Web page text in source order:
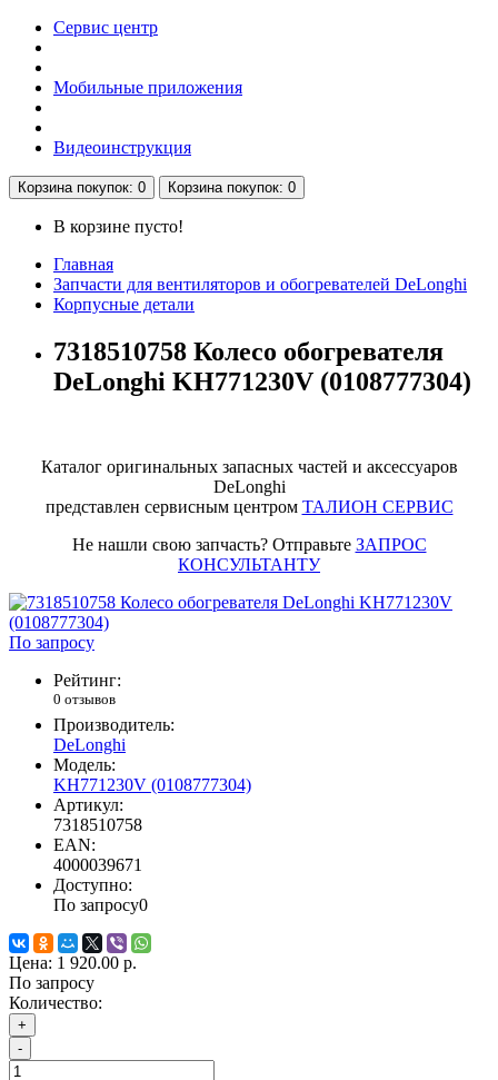
Сервис центр
Мобильные приложения
Видеоинструкция
Корзинапокупок: 0 Корзинапокупок: 0
В корзине пусто!
Главная
Запчасти для вентиляторов и обогревателей DeLonghi
Корпусные детали
7318510758 Колесо обогревателя
DeLonghi KH771230V (0108777304)
Каталог оригинальных запасных частей и аксессуаров
DeLonghi
представлен сервисным центром ТАЛИОН СЕРВИС
Не нашли свою запчасть? Отправьте ЗАПРОС
КОНСУЛЬТАНТУ
По запросу
Рейтинг:
0 отзывов
Производитель:
DeLonghi
Модель:
KH771230V (0108777304)
Артикул:
7318510758
EAN:
4000039671
Доступно:
По запросу0
Цена: 1 920.00 р.
По запросу
Количество:
+
-